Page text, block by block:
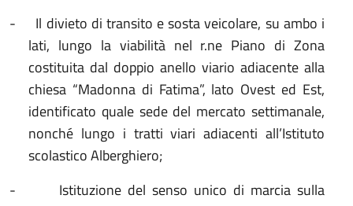
-
Il divieto di transito e sosta veicolare, su ambo i
lati, lungo la viabilità nel r.ne Piano di Zona
costituita dal doppio anello viario adiacente alla
chiesa “Madonna di Fatima”, lato Ovest ed Est,
identificato quale sede del mercato settimanale,
nonché lungo i tratti viari adiacenti all’Istituto
scolastico Alberghiero;
-
Istituzione del senso unico di marcia sulla